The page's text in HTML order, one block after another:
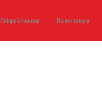
Співробітництво Пошук товару